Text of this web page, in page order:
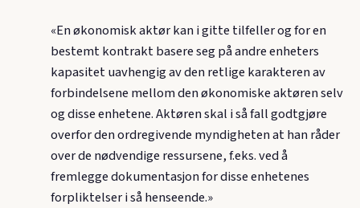
«En økonomisk aktør kan i gitte tilfeller og for en
bestemt kontrakt basere seg på andre enheters
kapasitet uavhengig av den retlige karakteren av
forbindelsene mellom den økonomiske aktøren selv
og disse enhetene. Aktøren skal i så fall godtgjøre
overfor den ordregivende myndigheten at han råder
over de nødvendige ressursene, f.eks. ved å
fremlegge dokumentasjon for disse enhetenes
forpliktelser i så henseende.»